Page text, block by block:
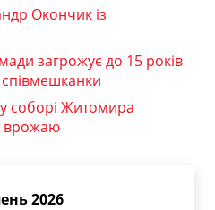
Окончик із
загрожує до 15 років
соборі Житомира
врожаю
2026